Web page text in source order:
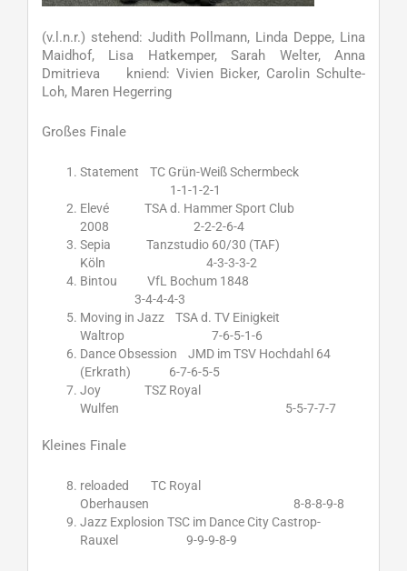
(v.l.n.r.) stehend: Judith Pollmann, Linda Deppe, Lina
Maidhof, Lisa Hatkemper, Sarah Welter, Anna
Dmitrieva kniend: Vivien Bicker, Carolin Schulte-
Loh, Maren Hegerring
Großes Finale
Statement TC Grün-Weiß Schermbeck
1-1-1-2-1
Elevé TSA d. Hammer Sport Club
2008 2-2-2-6-4
Sepia Tanzstudio 60/30 (TAF)
Köln 4-3-3-3-2
Bintou VfL Bochum 1848
3-4-4-4-3
Moving in Jazz TSA d. TV Einigkeit
Waltrop 7-6-5-1-6
Dance Obsession JMD im TSV Hochdahl 64
(Erkrath) 6-7-6-5-5
Joy TSZ Royal
Wulfen 5-5-7-7-7
Kleines Finale
reloaded TC Royal
Oberhausen 8-8-8-9-8
Jazz Explosion TSC im Dance City Castrop-
Rauxel 9-9-9-8-9